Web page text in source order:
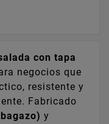
con tapa
negocios que
resistente y
Fabricado
y